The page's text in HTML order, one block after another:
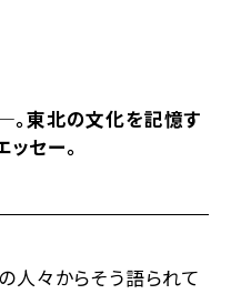
東北の文化を記憶す
セー。
人々からそう語られて